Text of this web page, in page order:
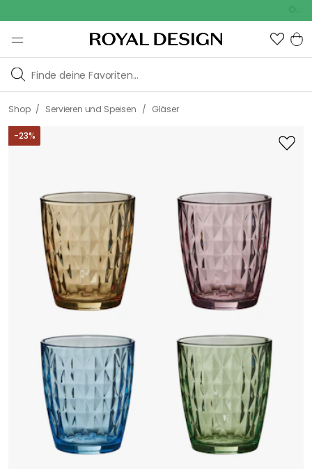
Outdoor
Shop / Servieren und Speisen / Gläser
-23%